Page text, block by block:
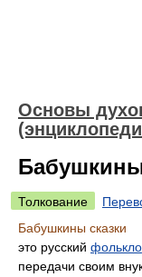
Основы
Толкование
Бабушкины сказки
это русский
передачи своим